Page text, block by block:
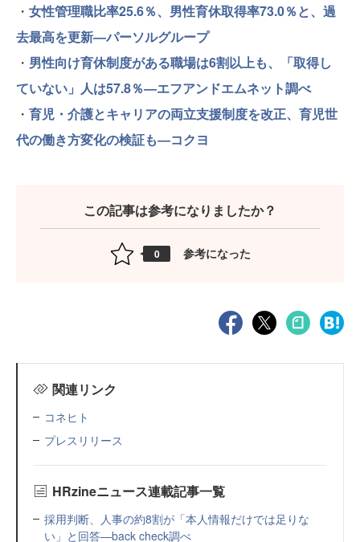
・ 女性管理職比率25.6％、男性育休取得率73.0％と、過
去最高を更新—パーソルグループ
・ 男性向け育休制度がある職場は6割以上も、「取得し
ていない」人は57.8％—エフアンドエムネット調べ
・ 育児・介護とキャリアの両立支援制度を改正、育児世
代の働き方変化の検証も―コクヨ
この記事は参考になりましたか？
0 参考になった
関連リンク
コネヒト
プレスリリース
HRzineニュース連載記事一覧
採用判断、人事の約8割が「本人情報だけでは足りな
い」と回答—back check調べ